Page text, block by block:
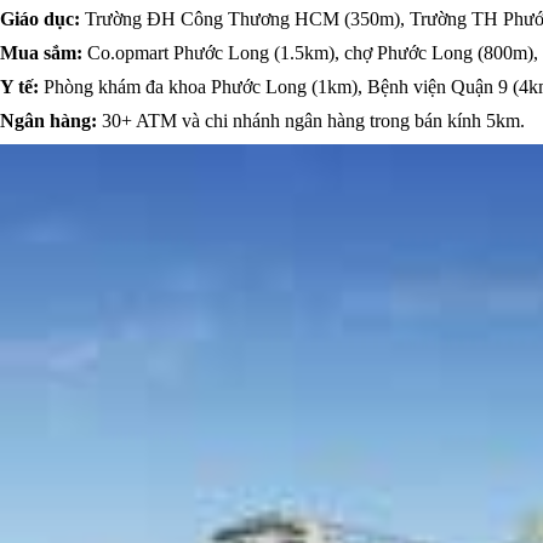
Giáo dục: Trường ĐH Công Thương HCM (350m), Trường TH
Mua sắm: Co.opmart Phước Long (1.5km), chợ Phước Long
Y tế: Phòng khám đa khoa Phước Long (1km), Bệnh viện Quận 9
Ngân hàng: 30+ ATM và chi nhánh ngân hàng trong bán kính 5km.